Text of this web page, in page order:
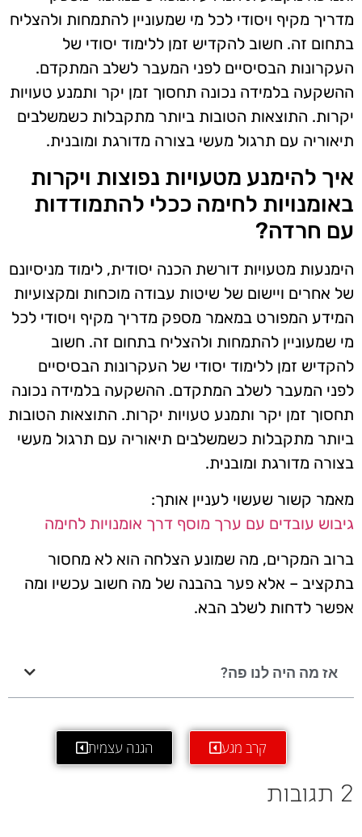
מדריך מקיף ויסודי לכל מי שמעוניין להתמחות ולהצליח
בתחום זה. חשוב להקדיש זמן ללימוד יסודי של
העקרונות הבסיסיים לפני המעבר לשלב המתקדם.
ההשקעה בלמידה נכונה תחסוך זמן יקר ותמנע טעויות
יקרות. התוצאות הטובות ביותר מתקבלות כשמשלבים
תיאוריה עם תרגול מעשי בצורה מדורגת ומובנית.
איך להימנע מטעויות נפוצות ויקרות
באומנויות לחימה ככלי להתמודדות
עם חרדה?
הימנעות מטעויות דורשת הכנה יסודית, לימוד מניסיונם
של אחרים ויישום של שיטות עבודה מוכחות ומקצועיות
המידע המפורט במאמר מספק מדריך מקיף ויסודי לכל
מי שמעוניין להתמחות ולהצליח בתחום זה. חשוב
להקדיש זמן ללימוד יסודי של העקרונות הבסיסיים
לפני המעבר לשלב המתקדם. ההשקעה בלמידה נכונה
תחסוך זמן יקר ותמנע טעויות יקרות. התוצאות הטובות
ביותר מתקבלות כשמשלבים תיאוריה עם תרגול מעשי
בצורה מדורגת ומובנית.
מאמר קשור שעשוי לעניין אותך:
גיבוש עובדים עם ערך מוסף דרך אומנויות לחימה
ברוב המקרים, מה שמונע הצלחה הוא לא מחסור
בתקציב – אלא פער בהבנה של מה חשוב עכשיו ומה
אפשר לדחות לשלב הבא.
אז מה היה לנו פה?
קרב מגע הגנה עצמית
2 תגובות